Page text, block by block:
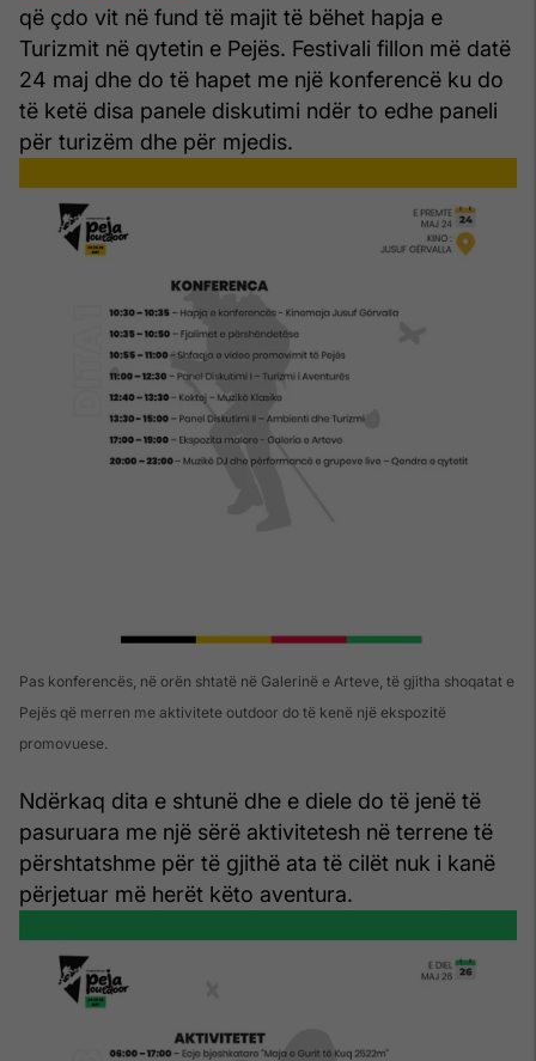
që çdo vit në fund të majit të bëhet hapja e
Turizmit në qytetin e Pejës. Festivali fillon më datë
24 maj dhe do të hapet me një konferencë ku do
të ketë disa panele diskutimi ndër to edhe paneli
për turizëm dhe për mjedis.
Pas konferencës, në orën shtatë në Galerinë e Arteve, të gjitha shoqatat e
Pejës që merren me aktivitete outdoor do të kenë një ekspozitë
promovuese.
Ndërkaq dita e shtunë dhe e diele do të jenë të
pasuruara me një sërë aktivitetesh në terrene të
përshtatshme për të gjithë ata të cilët nuk i kanë
përjetuar më herët këto aventura.